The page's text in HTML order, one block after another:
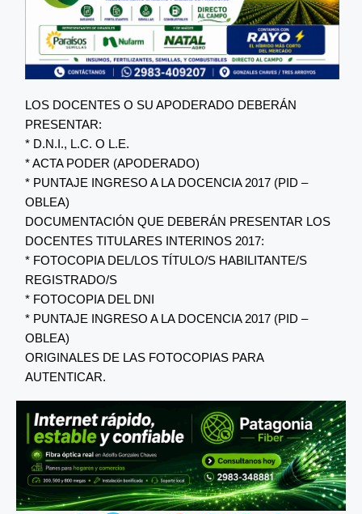
LOS DOCENTES O SU APODERADO DEBERÁN
PRESENTAR:
* D.N.I., L.C. O L.E.
* ACTA PODER (APODERADO)
* PUNTAJE INGRESO A LA DOCENCIA 2017 (PID –
OBLEA)
DOCUMENTACIÓN QUE DEBERÁN PRESENTAR LOS
DOCENTES TITULARES INTERINOS 2017:
* FOTOCOPIA DEL/LOS TÍTULO/S HABILITANTE/S
REGISTRADO/S
* FOTOCOPIA DEL DNI
* PUNTAJE INGRESO A LA DOCENCIA 2017 (PID –
OBLEA)
ORIGINALES DE LAS FOTOCOPIAS PARA
AUTENTICAR.